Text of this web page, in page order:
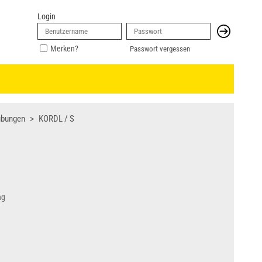
Login
Merken? Passwort vergessen
KORDL / S